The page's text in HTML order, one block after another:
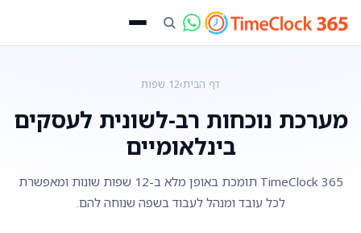
דף הבית›12 שפות
מערכת נוכחות רב-לשונית לעסקים
בינלאומיים
TimeClock 365 תומכת באופן מלא ב-12 שפות שונות ומאפשרת
לכל עובד ומנהל לעבוד בשפה שנוחה להם.